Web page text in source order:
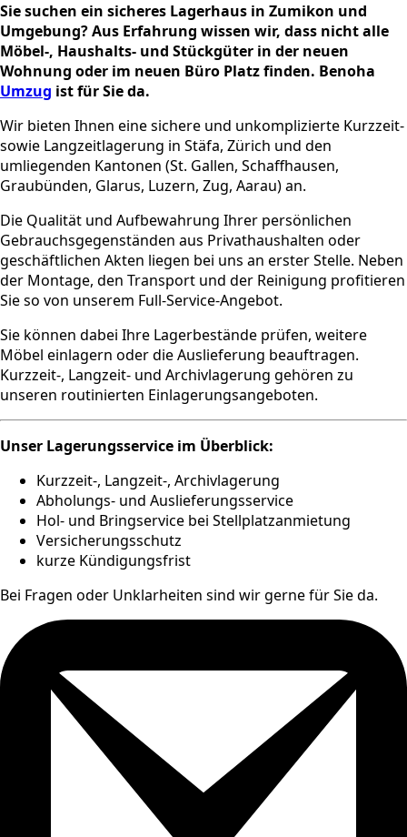
Sie suchen ein sicheres Lagerhaus in Zumikon und
Umgebung? Aus Erfahrung wissen wir, dass nicht alle
Möbel-, Haushalts- und Stückgüter in der neuen
Wohnung oder im neuen Büro Platz finden. Benoha
Umzug ist für Sie da.
Wir bieten Ihnen eine sichere und unkomplizierte Kurzzeit-
sowie Langzeitlagerung in Stäfa, Zürich und den
umliegenden Kantonen (St. Gallen, Schaffhausen,
Graubünden, Glarus, Luzern, Zug, Aarau) an.
Die Qualität und Aufbewahrung Ihrer persönlichen
Gebrauchsgegenständen aus Privathaushalten oder
geschäftlichen Akten liegen bei uns an erster Stelle. Neben
der Montage, den Transport und der Reinigung profitieren
Sie so von unserem Full-Service-Angebot.
Sie können dabei Ihre Lagerbestände prüfen, weitere
Möbel einlagern oder die Auslieferung beauftragen.
Kurzzeit-, Langzeit- und Archivlagerung gehören zu
unseren routinierten Einlagerungsangeboten.
Unser Lagerungsservice im Überblick:
Kurzzeit-, Langzeit-, Archivlagerung
Abholungs- und Auslieferungsservice
Hol- und Bringservice bei Stellplatzanmietung
Versicherungsschutz
kurze Kündigungsfrist
Bei Fragen oder Unklarheiten sind wir gerne für Sie da.